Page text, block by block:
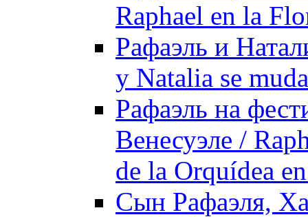
Raphael en la
Рафаэль и
y Natalia se
Рафаэль на
Венесуэле /
de la Orquídea
Сын Рафаэля,